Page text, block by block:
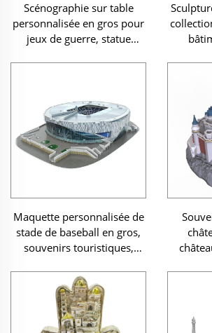
Scénographie sur table
personnalisée en gros pour
jeux de guerre, statue
la jungle
Rome,
en
Maquette personnalisée de
stade de baseball en gros,
souvenirs touristiques,
événements, ensemble
personnalisé en résine 3D
de maquettes
architecturales miniatures